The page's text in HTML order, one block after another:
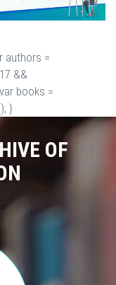
authors =
&&
books =
}
OF